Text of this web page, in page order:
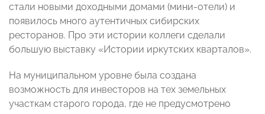
стали новыми доходными домами (мини-отели) и
появилось много аутентичных сибирских
ресторанов. Про эти истории коллеги сделали
большую выставку «Истории иркутских кварталов».
На муниципальном уровне была создана
возможность для инвесторов на тех земельных
участкам старого города, где не предусмотрено